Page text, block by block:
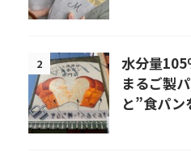
2
水分量105
まるご製
と”食パン